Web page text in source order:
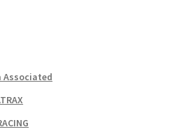
Associated